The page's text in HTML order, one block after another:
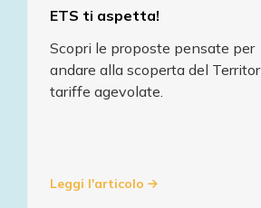
ETS ti aspetta!
Scopri le proposte pensate per
andare alla scoperta del
tariffe agevolate.
Leggi l'articolo